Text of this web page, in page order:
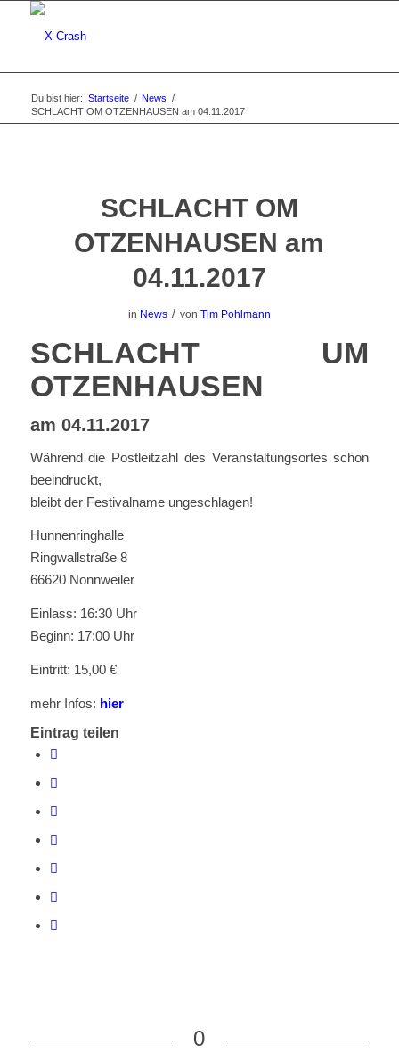
Du bist hier: Startseite / News /
SCHLACHT OM OTZENHAUSEN am 04.11.2017
SCHLACHT OM
OTZENHAUSEN am
04.11.2017
in News / von Tim Pohlmann
SCHLACHT UM
OTZENHAUSEN
am 04.11.2017
Während die Postleitzahl des Veranstaltungsortes schon
beeindruckt,
bleibt der Festivalname ungeschlagen!
Hunnenringhalle
Ringwallstraße 8
66620 Nonnweiler
Einlass: 16:30 Uhr
Beginn: 17:00 Uhr
Eintritt: 15,00 €
mehr Infos: hier
Eintrag teilen
0